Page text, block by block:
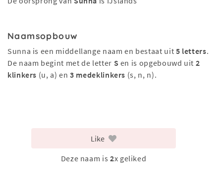
Naamsopbouw
Sunna is een middellange naam en bestaat uit 5 letters.
De naam begint met de letter S en is opgebouwd uit 2
klinkers (u, a) en3 medeklinkers (s, n, n).
Like
Deze naam is 2x geliked